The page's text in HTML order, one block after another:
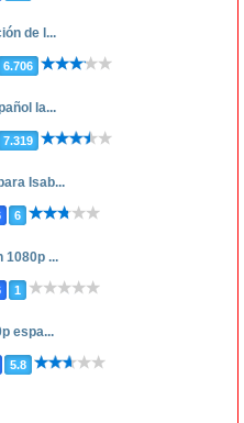
de l...
6.706
la...
7.319
Isab...
6
1080p ...
1
espa...
5.8